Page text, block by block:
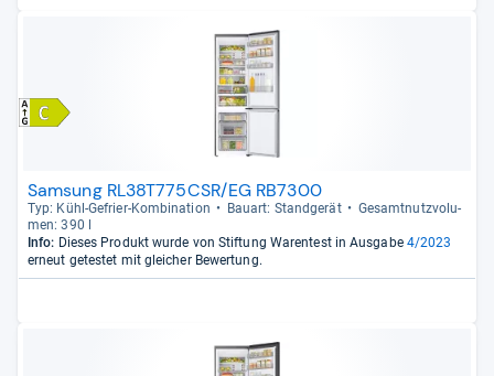
Samsung RL38T775CSR/EG RB7300
Typ: Kühl-​Gefrier-​Kom­bi­na­tion Bau­art: Stand­ge­rät
Gesamt­nutz­vo­lu­
men: 390 l
Info: Dieses Produkt wurde von Stiftung Warentest in Ausgabe 4/2023
erneut getestet mit gleicher Bewertung.